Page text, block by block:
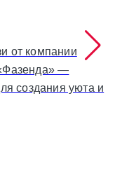
от компании
—
создания уюта и